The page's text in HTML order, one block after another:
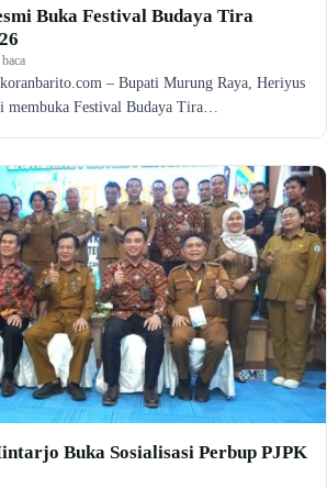
Buka Festival Budaya Tira
– Bupati Murung Raya, Heriyus
membuka Festival Budaya Tira…
Buka Sosialisasi Perbup PJPK